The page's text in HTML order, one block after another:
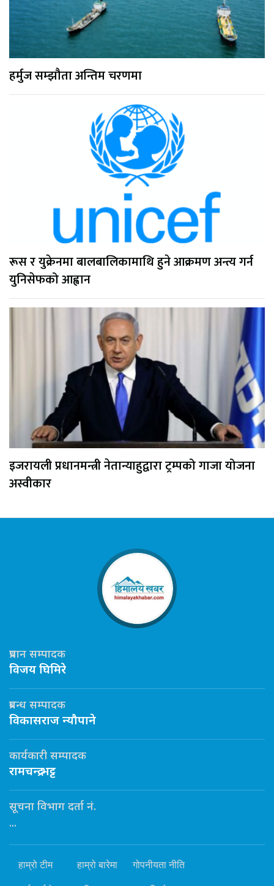
हर्मुज सम्झौता अन्तिम चरणमा
रूस र युक्रेनमा बालबालिकामाथि हुने आक्रमण अन्त्य गर्न
युनिसेफको आह्वान
इजरायली प्रधानमन्त्री नेतान्याहुद्वारा ट्रम्पको गाजा योजना
अस्वीकार
प्रधान सम्पादक
विजय घिमिरे
प्रबन्ध सम्पादक
विकासराज न्यौपाने
कार्यकारी सम्पादक
रामचन्द्र भट्ट
सूचना विभाग दर्ता नं.
...
हाम्रो टीम हाम्रो बारेमा गोपनीयता नीति